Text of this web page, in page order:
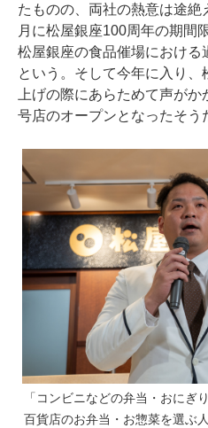
たものの、両社の熱意は途
月に松屋銀座100周年の期間
松屋銀座の食品催場における
という。そして今年に入り
上げの際にあらためて声が
号店のオープンとなったそう
「コンビニなどの弁当・おにぎ
百貨店のお弁当・お惣菜を選ぶ